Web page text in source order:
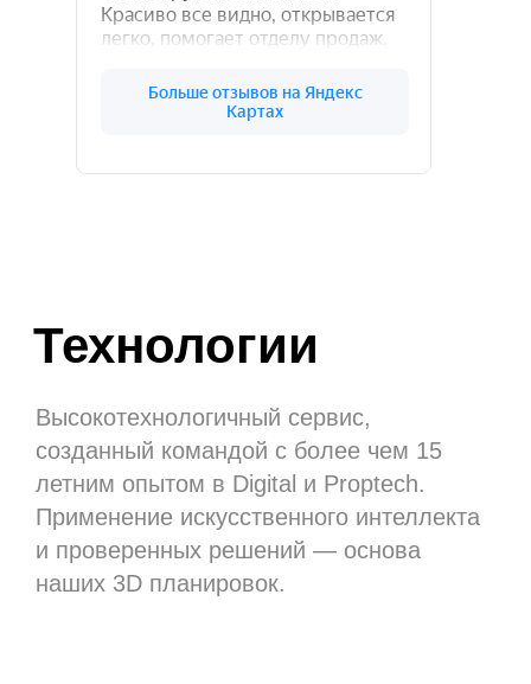
Высокотехнологичный сервис,
созданный командой с более чем 15
летним опытом в Digital и Proptech.
Применение искусственного интеллекта
и проверенных решений — основа
наших 3D планировок.